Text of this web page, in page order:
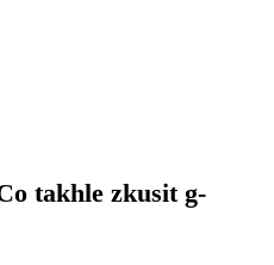
takhle zkusit g-